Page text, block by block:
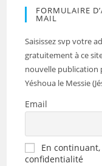
FORMULAIRE
MAIL
Saisissez svp votre
gratuitement à ce
nouvelle publication
Yéshoua le Messie
Email
En
confidentialité